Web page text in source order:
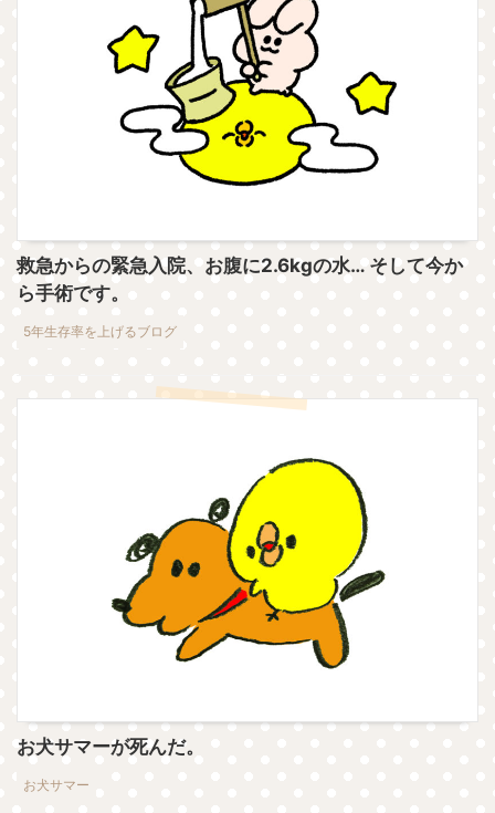
救急からの緊急入院、お腹に2.6kgの水… そして今か
ら手術です。
5年生存率を上げるブログ
お犬サマーが死んだ。
お犬サマー